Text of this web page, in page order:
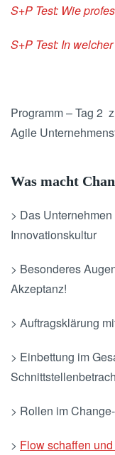
S+P Test: Wie
S+P Test: In
Programm – Tag 2
Agile
Was macht
> Das
Innovationskultur
> Besonderes
Akzeptanz!
> Auftragsklärung
> Einbettung im
> Rollen im
> Flow schaffen